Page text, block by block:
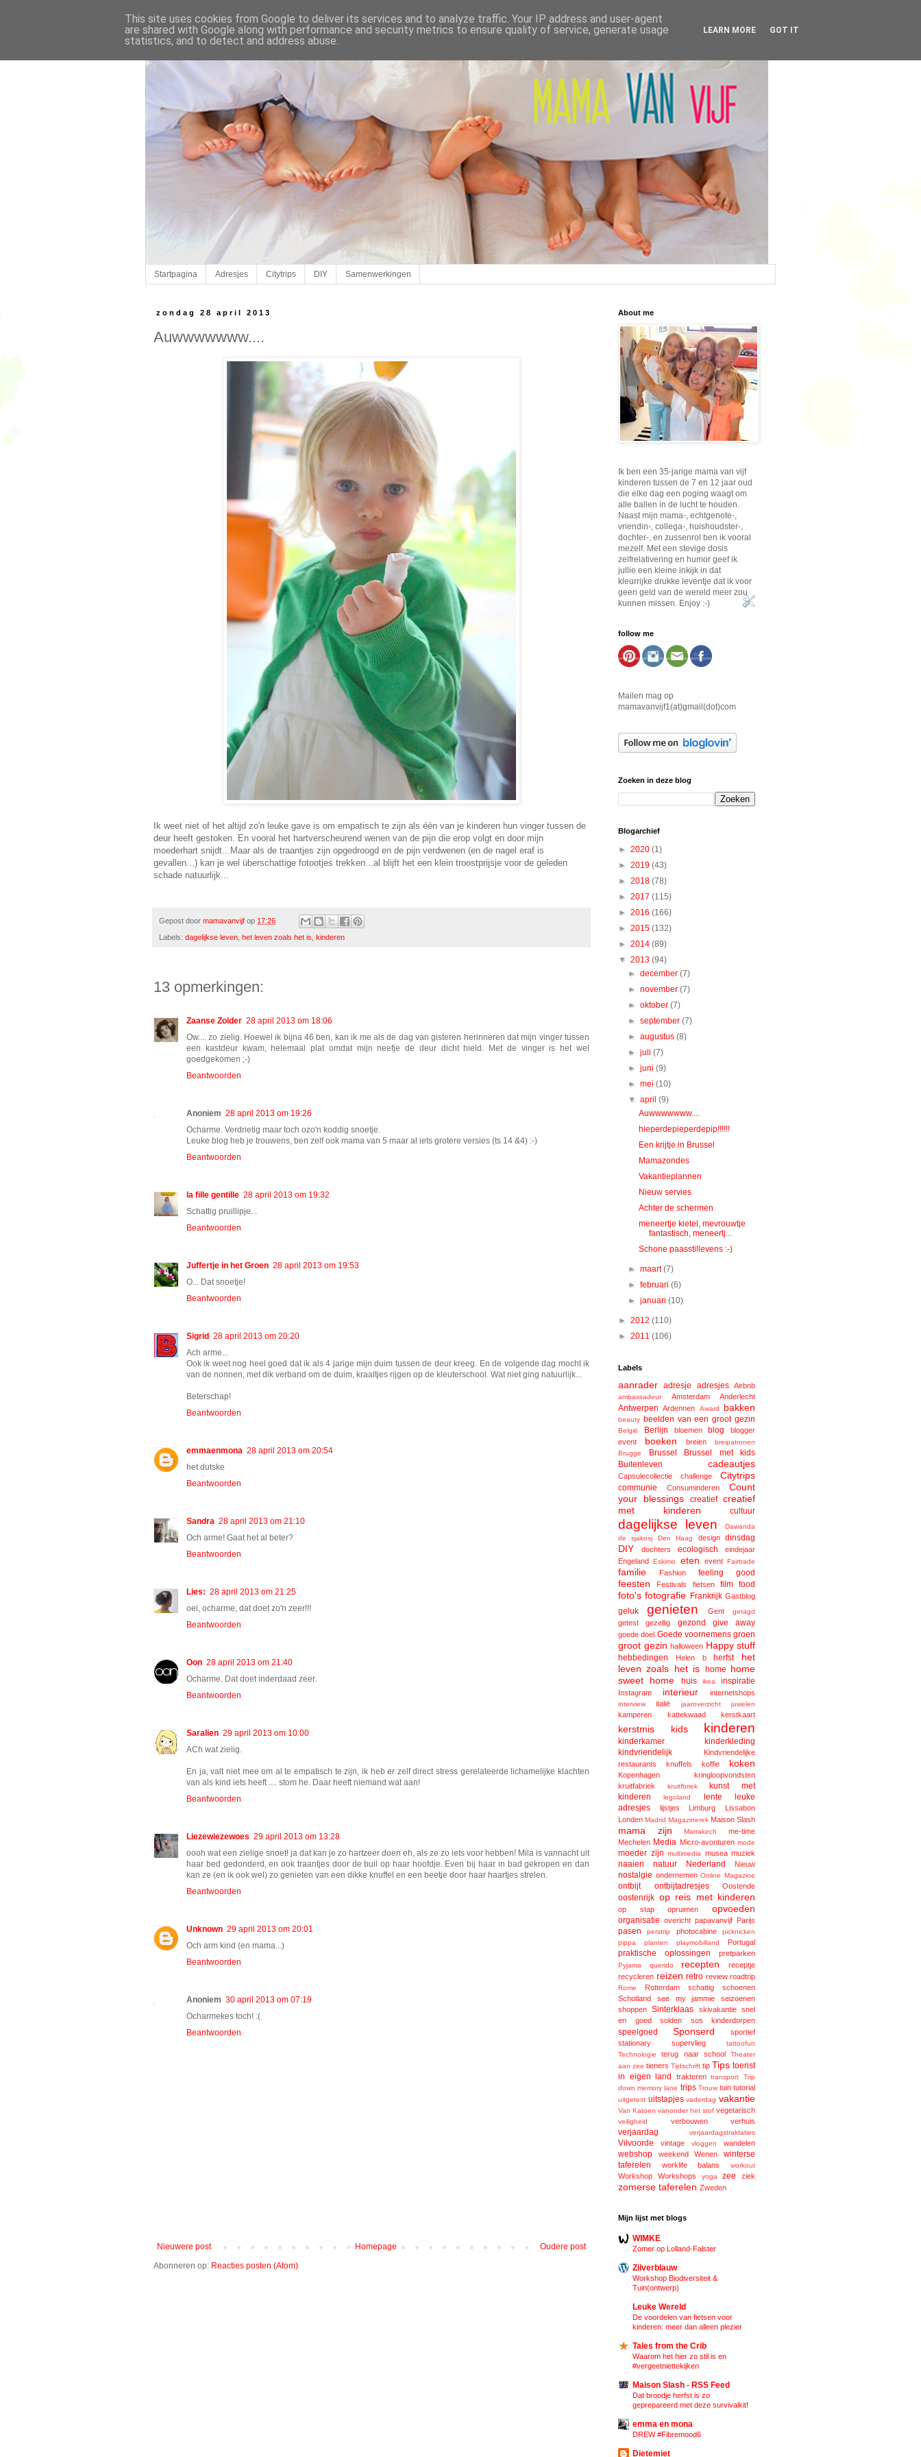
Startpagina Adresjes Citytrips DIY Samenwerkingen
zondag 28 april 2013
Auwwwwwww....
Ik weet niet of het altijd zo'n leuke gave is om empatisch te zijn als één van je kinderen hun vinger tussen de
deur heeft gestoken. En vooral het hartverscheurend wenen van de pijn die erop volgt en door mijn
moederhart snijdt...Maar als de traantjes zijn opgedroogd en de pijn verdwenen (en de nagel eraf is
gevallen...) kan je wel überschattige fotootjes trekken...al blijft het een klein troostprijsje voor de geleden
schade natuurlijk...
Gepost door mamavanvijf op 17:26
Labels: dagelijkse leven, het leven zoals het is, kinderen
13 opmerkingen:
Zaanse Zolder 28 april 2013 om 18:06
Ow.... zo zielig. Hoewel ik bijna 46 ben, kan ik me als de dag van gisteren herinneren dat mijn vinger tussen
een kastdeur kwam, helemaal plat omdat mijn neefje de deur dicht hield. Met de vinger is het wel
goedgekomen ;-)
Beantwoorden
Anoniem 28 april 2013 om 19:26
Ocharme. Verdrietig maar toch ozo'n koddig snoetje.
Leuke blog heb je trouwens, ben zelf ook mama van 5 maar al iets grotere versies (ts 14 &4) :-)
Beantwoorden
la fille gentille 28 april 2013 om 19:32
Schattig pruillipje...
Beantwoorden
Juffertje in het Groen 28 april 2013 om 19:53
O... Dat snoetje!
Beantwoorden
Sigrid 28 april 2013 om 20:20
Ach arme...
Ook ik weet nog heel goed dat ik als 4 jarige mijn duim tussen de deur kreeg. En de volgende dag mocht ik
van de nonnen, met dik verband om de duim, kraaltjes rijgen op de kleuterschool. Wat niet ging natuurlijk...
Beterschap!
Beantwoorden
emmaenmona 28 april 2013 om 20:54
het dutske
Beantwoorden
Sandra 28 april 2013 om 21:10
Och arme! Gaat het al beter?
Beantwoorden
Lies: 28 april 2013 om 21:25
oei, ocharme, dat doet zo'n zeer!!!
Beantwoorden
Oon 28 april 2013 om 21:40
Ocharme. Dat doet inderdaad zeer.
Beantwoorden
Saralien 29 april 2013 om 10:00
ACh wat zielig.
En ja, valt niet mee om al te empatisch te zijn, ik heb er zelf direct stress gerelateerde lichamelijke klachten
van als kind iets heeft .... stom he. Daar heeft niemand wat aan!
Beantwoorden
Liezewiezewoes 29 april 2013 om 13:28
oooh wat een zielige snoet! ja dat kan je zo hartzeer doen eh, als ze zo iets voor hebben! Mila is vannacht uit
haar bed gedonderd, en ook traantjes door de buil op haar hoofdje. Even bij haar in bad gekropen en dan
kan ze (en ik ook wel) zo genieten van een dikke knuffel en een beetje door haar haartjes strelen.
Beantwoorden
Unknown 29 april 2013 om 20:01
Och arm kind (en mama...)
Beantwoorden
Anoniem 30 april 2013 om 07:19
Ocharmekes toch! :(
Beantwoorden
Nieuwere post Oudere post
Homepage
Abonneren op: Reacties posten (Atom)
About me
Ik ben een 35-jarige mama van vijf
kinderen tussen de 7 en 12 jaar oud
die elke dag een poging waagt om
alle ballen in de lucht te houden.
Naast mijn mama-, echtgenote-,
vriendin-, collega-, huishoudster-,
dochter-, en zussenrol ben ik vooral
mezelf. Met een stevige dosis
zelfrelativering en humor geef ik
jullie een kleine inkijk in dat
kleurrijke drukke leventje dat ik voor
geen geld van de wereld meer zou
kunnen missen. Enjoy :-)
follow me
Mailen mag op
mamavanvijf1(at)gmail(dot)com
Zoeken in deze blog
Blogarchief
► 2020 (1)
► 2019 (43)
► 2018 (78)
► 2017 (115)
► 2016 (166)
► 2015 (132)
► 2014 (89)
▼ 2013 (94)
►december(7)
►november(7)
►oktober(7)
►september(7)
►augustus(8)
►juli(7)
►juni(9)
►mei(10)
▼april(9)
Auwwwwwww....
hieperdepieperdepip!!!!!!
Een krijtje in Brussel
Mamazondes
Vakantieplannen
Nieuw servies
Achter de schermen
meneertje kietel, mevrouwtje
fantastisch, meneertj...
Schone paasstillevens :-)
►maart(7)
►februari(6)
►januari(10)
► 2012 (110)
► 2011 (106)
Labels
aanrader adresje adresjes Airbnb
ambassadeur Amsterdam Anderlecht
Antwerpen Ardennen Award bakken
beauty beelden van een groot gezin
België Berlijn bloemen blog
blogger
event
boeken breien
breipatronen
Brugge
Brussel
Brussel met kids
Buitenleven
cadeautjes
Capsulecollectie challenge Citytrips
communie Consuminderen
Count
your blessings
creatief creatief
met kinderen
cultuur
dagelijkse leven
Dawanda
de sjakosj
Den Haag design dinsdag
DIY dochters ecologisch
eindejaar
Engeland
Eskimo eten event Fairtrade
familie Fashion feeling good
feesten Festivals fietsen film food
foto's fotografie Frankrijk Gastblog
geluk genieten Gent getagd
getest gezellig gezond give away
goede doel Goede voornemens groen
groot gezin halloween Happy stuff
hebbedingen Helen b herfst
het
leven zoals het is
home home
sweet home
huis ikea inspiratie
Instagram interieur internetshops
interview italië jaaroverzicht juwelen
kamperen kattekwaad kerstkaart
kerstmis kids kinderen
kinderkamer
kinderkleding
kindvriendelijk
Kindvriendelijke
restaurants
knuffels koffie koken
Kopenhagen
kringloopvondsten
kruitfabriek
kruitfbriek
kunst met
kinderen
legoland lente
leuke
adresjes
lijstjes Limburg
Lissabon
Londen Madrid Magazinerek Maison Slash
mama zijn Marrakech
me-time
Mechelen Media Micro-avonturen mode
moeder zijn multimedia musea muziek
naaien natuur Nederland Nieuw
nostalgie ondernemen Online Magazine
ontbijt ontbijtadresjes Oostende
oostenrijk op reis met kinderen
op stap opruimen opvoeden
organisatie overicht papavanvijf Parijs
pasen perstrip photocabine
picknicken
pippa
planten playmobilland Portugal
praktische oplossingen pretparken
Pyjama querido recepten
receptje
recycleren reizen retro review roadtrip
Rome Rotterdam schattig
schoenen
Schotland
see my jammie
seizoenen
shoppen
Sinterklaas skivakantie
snel
en goed
solden sos kinderdorpen
speelgoed Sponserd
sportief
stationary
supervlieg
tattoofun
Technologie
terug naar school
Theater
aan zee tieners Tijdschrift tip Tips toerist
in eigen land
trakteren transport
Trip
down memory lane trips Trouw tuin tutorial
uitgetest uitstapjes vaderdag vakantie
Van Katoen vanonder het stof vegetarisch
veiligheid verbouwen verhuis
verjaardag verjaardagstraktaties
Vilvoorde vintage vloggen wandelen
webshop weekend Wenen
winterse
taferelen
worklife balans workout
Workshop Workshops yoga zee ziek
zomerse taferelen Zweden
Mijn lijst met blogs
WIMKE
Zomer op Lolland-Falster
Zilverblauw
Workshop Biodiversiteit &
Tuin(ontwerp)
Leuke Wereld
De voordelen van fietsen voor
kinderen: meer dan alleen plezier
Tales from the Crib
Waarom het hier zo stil is en
#vergeetniettekijken
Maison Slash - RSS Feed
Dat broodje herfst is zo
geprepareerd met deze survivalkit!
emma en mona
DREW #Fibremood6
Dietemiet
This site uses cookies from Google to deliver its services and to analyze traffic. Your IP address and user-agent
are shared with Google along with performance and security metrics to ensure quality of service, generate usage
statistics, and to detect and address abuse.
LEARN MORE GOT IT